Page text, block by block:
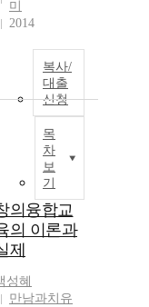
미
2014
복사/
대출
신청
목
차
보
기
의융합교
의 이론과
제
성혜
만남과치유